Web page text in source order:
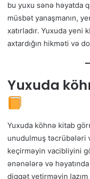
bu yuxu sənə həyatda
müsbət yanaşmanın,
xatırladır. Yuxuda
axtardığın hikməti və
Yuxuda
Yuxuda köhnə kitab
unudulmuş təcrübələri
keçirməyin vacibliyini
ənənələrə və
diqqət yetirməyin